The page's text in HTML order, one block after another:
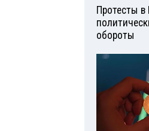
Протесты в
обороты